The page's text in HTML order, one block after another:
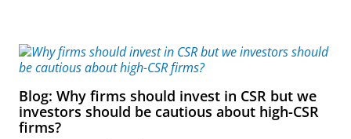
Blog: Why firms should invest in CSR but we
investors should be cautious about high-CSR
firms?